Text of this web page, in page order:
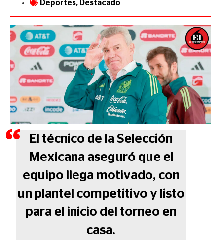
Deportes, Destacado
El técnico de la Selección
Mexicana aseguró que el
equipo llega motivado, con
un plantel competitivo y listo
para el inicio del torneo en
casa.